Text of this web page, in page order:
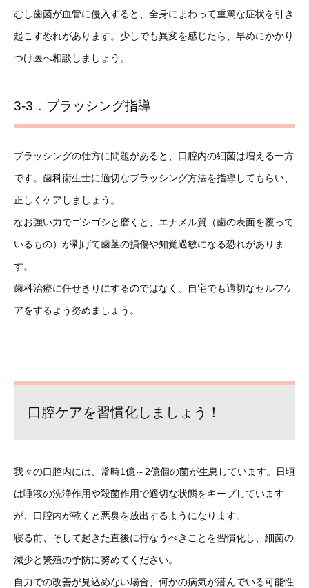
むし歯菌が血管に侵入すると、全身にまわって重篤な症状を引き
起こす恐れがあります。少しでも異変を感じたら、早めにかかり
つけ医へ相談しましょう。
3-3．ブラッシング指導
ブラッシングの仕方に問題があると、口腔内の細菌は増える一方
です。歯科衛生士に適切なブラッシング方法を指導してもらい、
正しくケアしましょう。
なお強い力でゴシゴシと磨くと、エナメル質（歯の表面を覆って
いるもの）が剥げて歯茎の損傷や知覚過敏になる恐れがありま
す。
歯科治療に任せきりにするのではなく、自宅でも適切なセルフケ
アをするよう努めましょう。
口腔ケアを習慣化しましょう！
我々の口腔内には、常時1億～2億個の菌が生息しています。日頃
は唾液の洗浄作用や殺菌作用で適切な状態をキープしています
が、口腔内が乾くと悪臭を放出するようになります。
寝る前、そして起きた直後に行なうべきことを習慣化し、細菌の
減少と繁殖の予防に努めてください。
自力での改善が見込めない場合、何かの病気が潜んでいる可能性